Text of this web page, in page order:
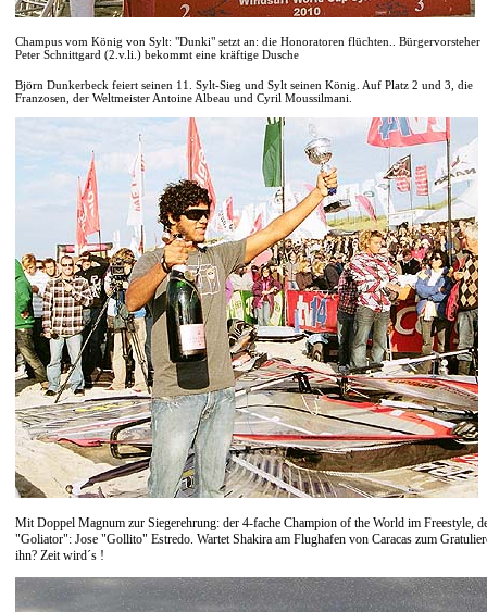
Champus vom König von Sylt: "Dunki" setzt an: die Honoratoren flüchten.. Bürgervorsteher
Peter Schnittgard (2.v.li.) bekommt eine kräftige Dusche
Björn Dunkerbeck feiert seinen 11. Sylt-Sieg und Sylt seinen König. Auf Platz 2 und 3, die
Franzosen, der Weltmeister Antoine Albeau und Cyril Moussilmani.
Mit Doppel Magnum zur Siegerehrung: der 4-fache Champion of the World im Freestyle,
"Goliator": Jose "Gollito" Estredo. Wartet Shakira am Flughafen von Caracas zum
ihn? Zeit wird´s !